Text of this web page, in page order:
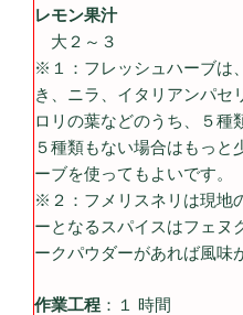
レモン果汁
大２～３
※１：フレッシュハーブは
き、ニラ、イタリアンパセ
ロリの葉などのうち、５種
５種類もない場合はもっと
ーブを使ってもよいです。
※２：フメリスネリは現地
ーとなるスパイスはフェヌ
ークパウダーがあれば風味
作業工程 ：１ 時間